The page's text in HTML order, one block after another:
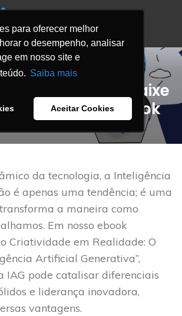
para oferecer melhor
o desempenho, analisar
em nosso site e
Saiba mais
Aceitar Cookies
o futuro da IA, baixe
nosso ebook
da tecnologia, a Inteligência
é apenas uma tendência; é uma
a maneira como
Em nosso ebook
Criatividade em Realidade: O
Artificial Generativa”,
IAG pode catalisar diferenciais
e liderança inovadora,
vantagens.